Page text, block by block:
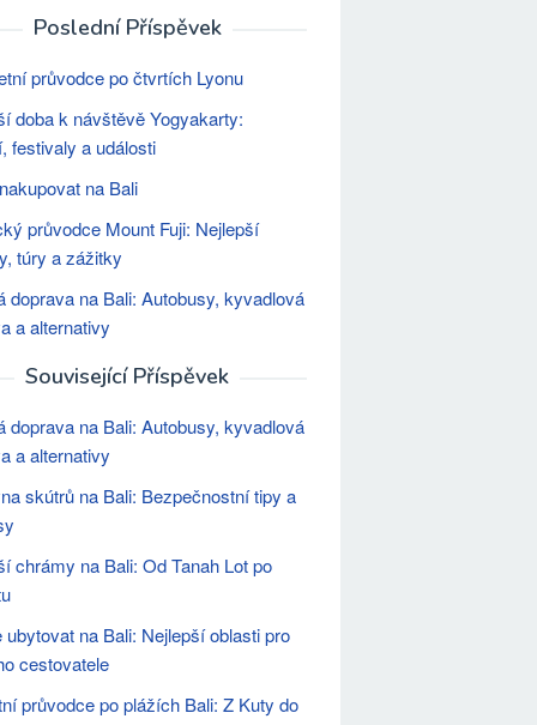
Poslední Příspěvek
průvodce po čtvrtích Lyonu
doba k návštěvě Yogyakarty:
festivaly a události
na Bali
průvodce Mount Fuji: Nejlepší
túry a zážitky
doprava na Bali: Autobusy, kyvadlová
a alternativy
Související Příspěvek
doprava na Bali: Autobusy, kyvadlová
a alternativy
skútrů na Bali: Bezpečnostní tipy a
chrámy na Bali: Od Tanah Lot po
ubytovat na Bali: Nejlepší oblasti pro
cestovatele
průvodce po plážích Bali: Z Kuty do